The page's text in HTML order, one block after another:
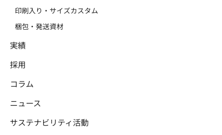
印刷入り・サイズカスタム
梱包・発送資材
実績
採用
コラム
ニュース
サステナビリティ活動